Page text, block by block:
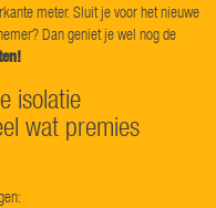
meter. Sluit je voor het nieuwe
Dan geniet je wel nog de
isolatie
wat premies